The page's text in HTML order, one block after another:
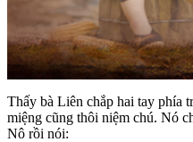
Thấy bà Liên chắp hai tay phía
miệng cũng thôi niệm chú. Nó
Nô rồi nói: